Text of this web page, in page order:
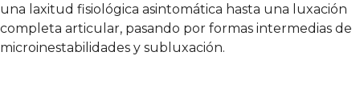
una laxitud fisiológica asintomática hasta una luxación
completa articular, pasando por formas intermedias de
microinestabilidades y subluxación.